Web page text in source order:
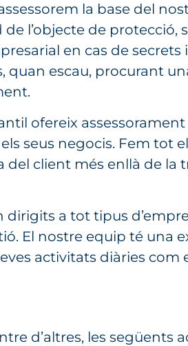
la base del
l’objecte de protecció,
en cas de
quan escau, procurant
ofereix assessorament
seus negocis. Fem tot
del client més enllà de la
dirigits a tot tipus
El nostre equip té una
activitats diàries
d’altres, les següents